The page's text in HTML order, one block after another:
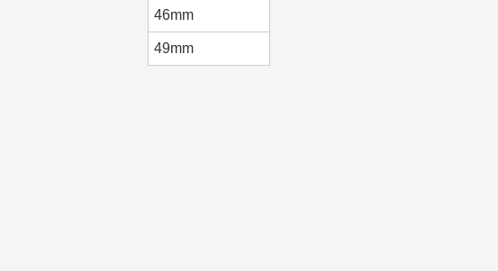
46mm
49mm